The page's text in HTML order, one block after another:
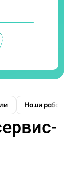
Наши работы